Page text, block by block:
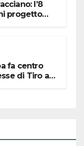
l’8
progetto
fa centro
di Tiro a